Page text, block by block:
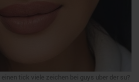
tick viele zeichen bei guys uber der su?